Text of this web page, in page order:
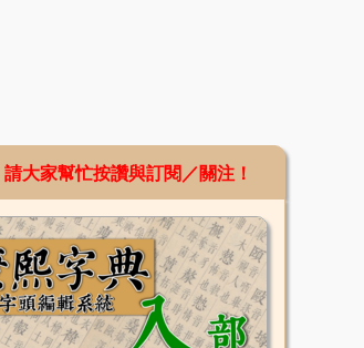
請大家幫忙按讚與訂閱／關注！